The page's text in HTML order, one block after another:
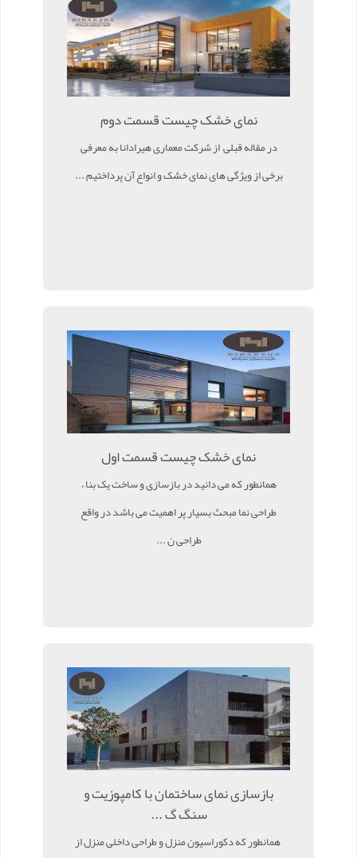
نمای خشک چیست قسمت دوم
در مقاله قبلی از شرکت معماری هیرادانا به معرفی
برخی از ویژگی های نمای خشک و انواع آن پرداختیم ...
نمای خشک چیست قسمت اول
همانطور که می دانید در بازسازی و ساخت یک بنا ،
طراحی نما مبحث بسیار پر اهمیت می باشد در واقع
طراحی ن ...
بازسازی نمای ساختمان با کامپوزیت و
سنگ گ ...
همانطور که دکوراسیون منزل و طراحی داخلی منزل از